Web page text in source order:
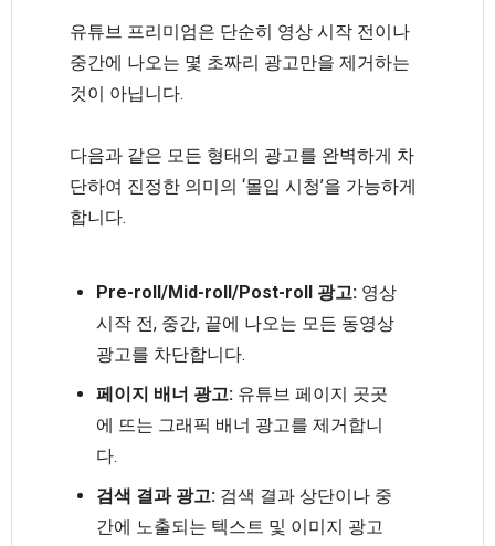
유튜브 프리미엄은 단순히 영상 시작 전이나
중간에 나오는 몇 초짜리 광고만을 제거하는
것이 아닙니다.
다음과 같은 모든 형태의 광고를 완벽하게 차
단하여 진정한 의미의 ‘몰입 시청’을 가능하게
합니다.
Pre-roll/Mid-roll/Post-roll 광고: 영상
시작 전, 중간, 끝에 나오는 모든 동영상
광고를 차단합니다.
페이지 배너 광고: 유튜브 페이지 곳곳
에 뜨는 그래픽 배너 광고를 제거합니
다.
검색 결과 광고: 검색 결과 상단이나 중
간에 노출되는 텍스트 및 이미지 광고